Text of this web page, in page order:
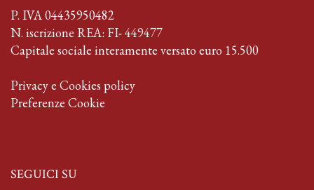
P. IVA 04435950482
N. iscrizione REA: FI- 449477
Capitale sociale interamente versato euro 15.500
Privacy e Cookies policy
Preferenze Cookie
SEGUICI SU